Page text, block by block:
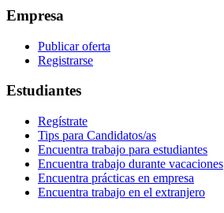
Empresa
Publicar oferta
Registrarse
Estudiantes
Regístrate
Tips para Candidatos/as
Encuentra trabajo para estudiantes
Encuentra trabajo durante vacaciones
Encuentra prácticas en empresa
Encuentra trabajo en el extranjero